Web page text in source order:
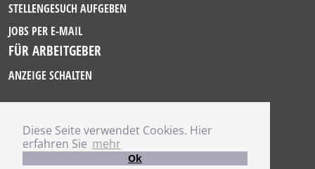
Diese Seite verwendet Cookies. Hier
erfahren Sie mehr
Ok
STELLENGESUCH AUFGEBEN
JOBS PER E-MAIL
FÜR ARBEITGEBER
ANZEIGE SCHALTEN
IMPRESSUM
DATENSCHUTZ